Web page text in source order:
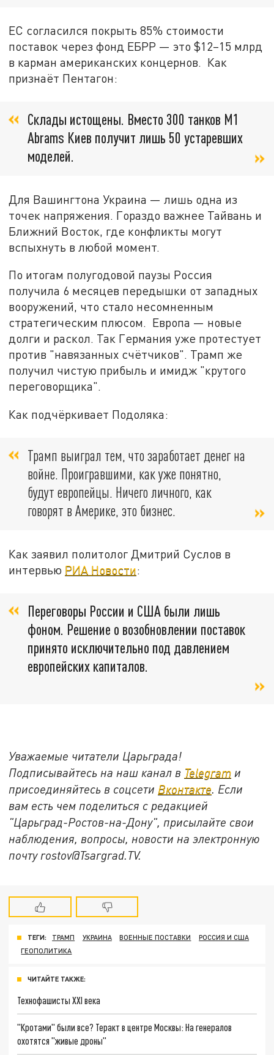
ЕС согласился покрыть 85% стоимости
поставок через фонд ЕБРР — это $12–15 млрд
в карман американских концернов. Как
признаёт Пентагон:
Склады истощены. Вместо 300 танков M1
Abrams Киев получит лишь 50 устаревших
моделей.
Для Вашингтона Украина — лишь одна из
точек напряжения. Гораздо важнее Тайвань и
Ближний Восток, где конфликты могут
вспыхнуть в любой момент.
По итогам полугодовой паузы Россия
получила 6 месяцев передышки от западных
вооружений, что стало несомненным
стратегическим плюсом. Европа — новые
долги и раскол. Так Германия уже протестует
против "навязанных счётчиков". Трамп же
получил чистую прибыль и имидж "крутого
переговорщика".
Как подчёркивает Подоляка:
Трамп выиграл тем, что заработает денег на
войне. Проигравшими, как уже понятно,
будут европейцы. Ничего личного, как
говорят в Америке, это бизнес.
Как заявил политолог Дмитрий Суслов в
интервью РИА Новости:
Переговоры России и США были лишь
фоном. Решение о возобновлении поставок
принято исключительно под давлением
европейских капиталов.
Уважаемые читатели Царьграда!
Подписывайтесь на наш канал в Telegram и
присоединяйтесь в соцсети Вконтакте. Если
вам есть чем поделиться с редакцией
"Царьград-Ростов-на-Дону", присылайте свои
наблюдения, вопросы, новости на электронную
почту rostov@Tsargrad.ТV.
ТЕГИ: ТРАМП УКРАИНА ВОЕННЫЕ ПОСТАВКИ
РОССИЯ И США
ГЕОПОЛИТИКА
ЧИТАЙТЕ ТАКЖЕ:
Технофашисты XXI века
"Кротами" были все? Теракт в центре Москвы: На генералов
охотятся "живые дроны"